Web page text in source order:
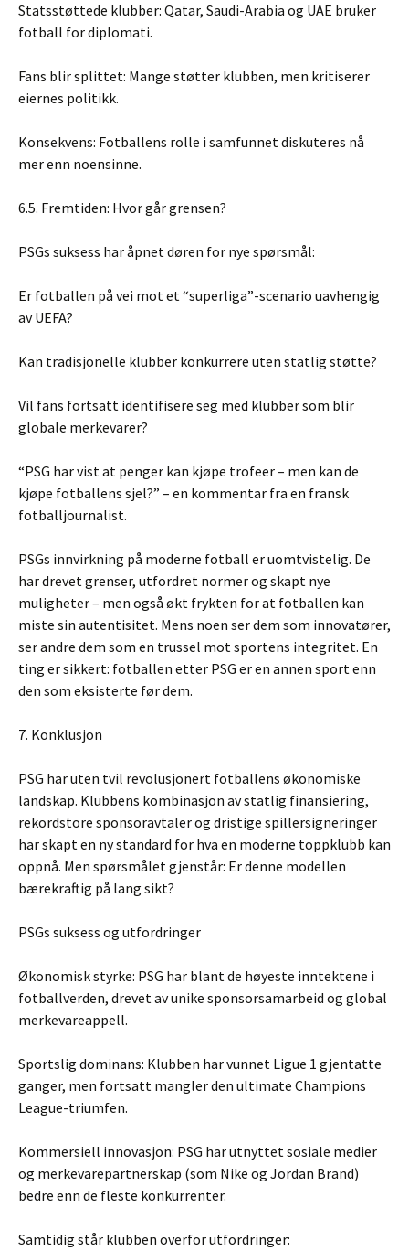
Statsstøttede klubber: Qatar, Saudi-Arabia og UAE bruker
fotball for diplomati.
Fans blir splittet: Mange støtter klubben, men kritiserer
eiernes politikk.
Konsekvens: Fotballens rolle i samfunnet diskuteres nå
mer enn noensinne.
6.5. Fremtiden: Hvor går grensen?
PSGs suksess har åpnet døren for nye spørsmål:
Er fotballen på vei mot et “superliga”-scenario uavhengig
av UEFA?
Kan tradisjonelle klubber konkurrere uten statlig støtte?
Vil fans fortsatt identifisere seg med klubber som blir
globale merkevarer?
“PSG har vist at penger kan kjøpe trofeer – men kan de
kjøpe fotballens sjel?” – en kommentar fra en fransk
fotballjournalist.
PSGs innvirkning på moderne fotball er uomtvistelig. De
har drevet grenser, utfordret normer og skapt nye
muligheter – men også økt frykten for at fotballen kan
miste sin autentisitet. Mens noen ser dem som innovatører,
ser andre dem som en trussel mot sportens integritet. En
ting er sikkert: fotballen etter PSG er en annen sport enn
den som eksisterte før dem.
7. Konklusjon
PSG har uten tvil revolusjonert fotballens økonomiske
landskap. Klubbens kombinasjon av statlig finansiering,
rekordstore sponsoravtaler og dristige spillersigneringer
har skapt en ny standard for hva en moderne toppklubb kan
oppnå. Men spørsmålet gjenstår: Er denne modellen
bærekraftig på lang sikt?
PSGs suksess og utfordringer
Økonomisk styrke: PSG har blant de høyeste inntektene i
fotballverden, drevet av unike sponsorsamarbeid og global
merkevareappell.
Sportslig dominans: Klubben har vunnet Ligue 1 gjentatte
ganger, men fortsatt mangler den ultimate Champions
League-triumfen.
Kommersiell innovasjon: PSG har utnyttet sosiale medier
og merkevarepartnerskap (som Nike og Jordan Brand)
bedre enn de fleste konkurrenter.
Samtidig står klubben overfor utfordringer: